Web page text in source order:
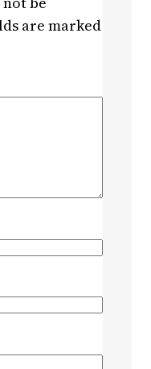
are marked